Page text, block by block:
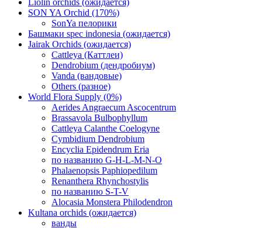
Liolin orchids (ожидается)
SON YA Orchid (170%)
SonYa пелорики
Башмаки spec indonesia (ожидается)
Jairak Orchids (ожидается)
Cattleya (Каттлеи)
Dendrobium (дендробиум)
Vanda (вандовые)
Others (разное)
World Flora Supply (0%)
Aerides Angraecum Ascocentrum
Brassavola Bulbophyllum
Cattleya Calanthe Coelogyne
Cymbidium Dendrobium
Encyclia Epidendrum Eria
по названию G-H-L-M-N-O
Phalaenopsis Paphiopedilum
Renanthera Rhynchostylis
по названию S-T-V
Alocasia Monstera Philodendron
Kultana orchids (ожидается)
ванды